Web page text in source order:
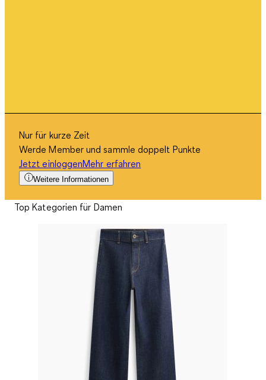
Nur für kurze Zeit
Werde Member und sammle doppelt Punkte
Jetzt einloggenMehr erfahren
Weitere Informationen
Top Kategorien für Damen